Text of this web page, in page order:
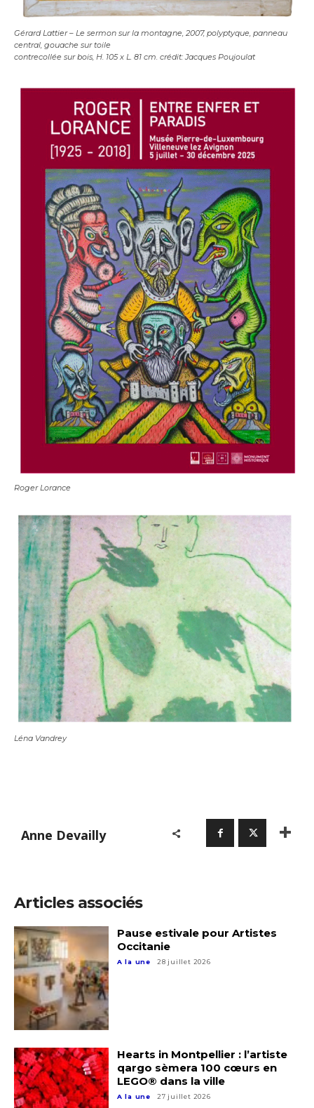
Gérard Lattier – Le sermon sur la montagne, 2007, polyptyque, panneau
central, gouache sur toile
contrecollée sur bois, H. 105 x L. 81 cm. crédit: Jacques Poujoulat
Roger Lorance
Léna Vandrey
Anne Devailly
Articles associés
Pause estivale pour Artistes
Occitanie
A la une 28 juillet 2026
Hearts in Montpellier : l’artiste
qargo sèmera 100 cœurs en
LEGO® dans la ville
A la une 27 juillet 2026